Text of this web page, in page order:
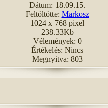
Dátum: 18.09.15.
Feltöltötte: Markosz
1024 x 768 pixel
238.33Kb
Vélemények: 0
Értékelés: Nincs
Megnyitva: 803